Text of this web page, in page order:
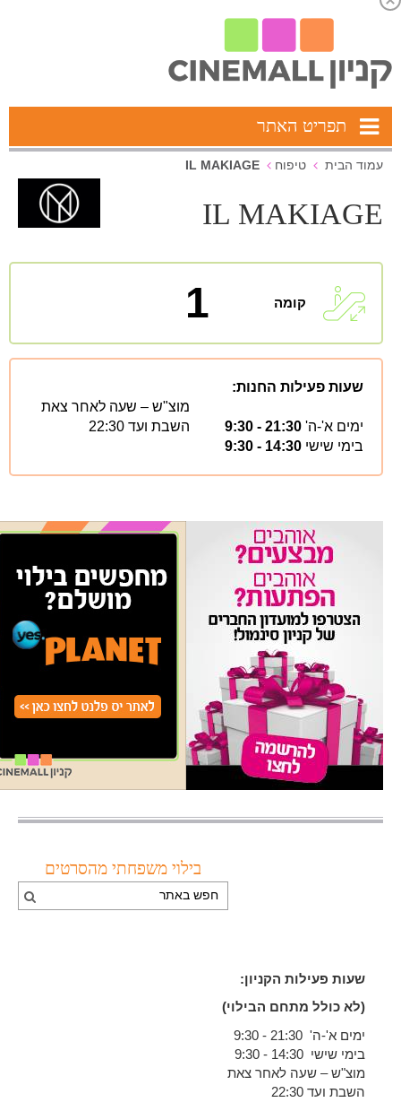
תפריט האתר
עמוד הבית טיפוח IL MAKIAGE
IL MAKIAGE
קומה 1
שעות פעילות החנות:
ימים א'-ה' 21:30 - 9:30
בימי שישי 14:30 - 9:30
מוצ"ש – שעה לאחר צאת
השבת ועד 22:30
בילוי משפחתי מהסרטים
שעות פעילות הקניון:
(לא כולל מתחם הבילוי)
ימים א'-ה' 21:30 - 9:30
בימי שישי 14:30 - 9:30
מוצ"ש – שעה לאחר צאת
השבת ועד 22:30